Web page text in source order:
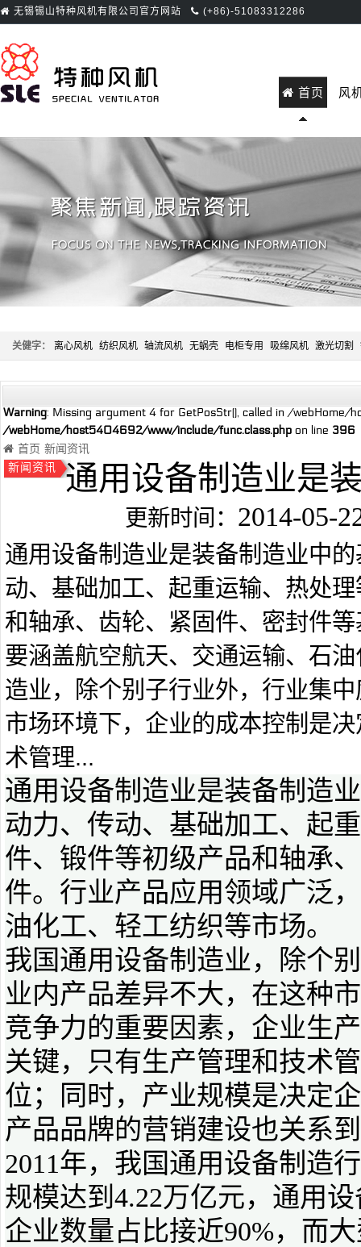
无锡锡山特种风机有限公司官方网站 (+86)-51083312286
首页 风
关健字： 离心风机 纺织风机 轴流风机 无蜗壳 电柜专用 吸绵风机 激光切割
Warning: Missing argument 4 for GetPosStr(), called in /
/webHome/host5404692/www/include/func.class.php on line 396
首页 新闻资讯
新闻资讯 通用设备制造业是
更新时间： 2014-05-
通用设备制造业是装备制造业中
动、基础加工、起重运输、热处
和轴承、齿轮、紧固件、密封件
要涵盖航空航天、交通运输、石
造业，除个别子行业外，行业集
市场环境下，企业的成本控制是
术管理...
通用设备制造业是装备制造
动力、传动、基础加工、起
件、锻件等初级产品和轴承
件。行业产品应用领域广泛
油化工、轻工纺织等市场。
我国通用设备制造业，除个
业内产品差异不大，在这种
竞争力的重要因素，企业生
关键，只有生产管理和技术
位；同时，产业规模是决定
产品品牌的营销建设也关系
2011年，我国通用设备制造
规模达到4.22万亿元，通用
企业数量占比接近90%，而